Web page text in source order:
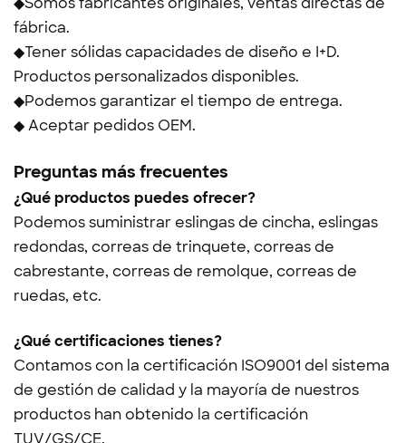
fábrica.
◆Tener sólidas capacidades de diseño e I+D.
Productos personalizados disponibles.
◆Podemos garantizar el tiempo de entrega.
◆ Aceptar pedidos OEM.
Preguntas más frecuentes
¿Qué productos puedes ofrecer?
Podemos suministrar eslingas de cincha, eslingas
redondas, correas de trinquete, correas de
cabrestante, correas de remolque, correas de
ruedas, etc.
¿Qué certificaciones tienes?
Contamos con la certificación ISO9001 del sistema
de gestión de calidad y la mayoría de nuestros
productos han obtenido la certificación
TUV/GS/CE.